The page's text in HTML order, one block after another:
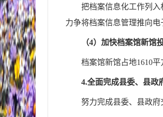
把档案信息化工作列入
力争将档案信息管理推向电
（4）加快档案馆新馆
档案馆新馆占地1610平
4.全面完成县委、县政
努力完成县委、县政府